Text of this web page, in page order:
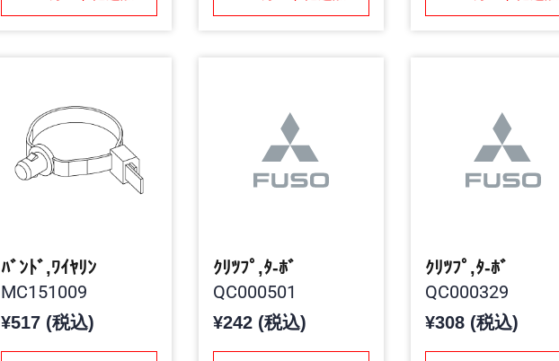
ﾊﾞﾝﾄﾞ,ﾜｲﾔﾘﾝ
MC151009
¥517 (税込)
ｸﾘﾂﾌﾟ,ﾀ-ﾎﾞ
QC000501
¥242 (税込)
ｸﾘﾂﾌﾟ,ﾀ-ﾎﾞ
QC000329
¥308 (税込)